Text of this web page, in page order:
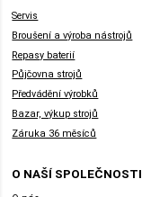
Servis
Broušení a výroba nástrojů
Repasy baterií
Půjčovna strojů
Předvádění výrobků
Bazar, výkup strojů
Záruka 36 měsíců
O NAŠÍ SPOLEČNOSTI